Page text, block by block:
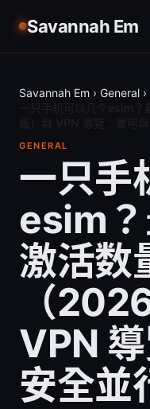
Savannah Em
Savannah Em › General ›
GENERAL
一只手
esim
激活数
（
VPN
安全並